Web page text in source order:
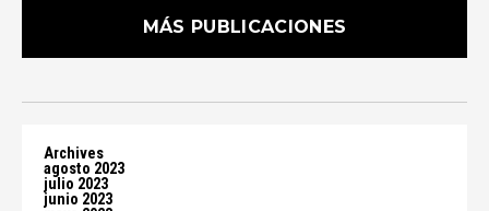
MÁS PUBLICACIONES
Archives
agosto 2023
julio 2023
junio 2023